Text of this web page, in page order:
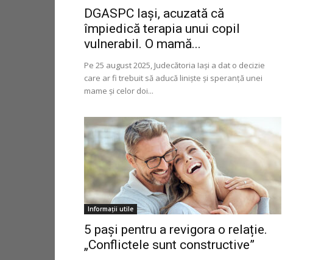
DGASPC Iași, acuzată că
împiedică terapia unui copil
vulnerabil. O mamă...
Pe 25 august 2025, Judecătoria Iași a dat o decizie
care ar fi trebuit să aducă liniște și speranță unei
mame și celor doi...
Informaţii utile
5 pași pentru a revigora o relație.
„Conflictele sunt constructive”